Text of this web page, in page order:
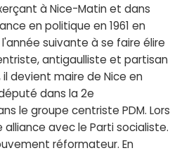
à Nice-Matin et dans
en politique en 1961 en
suivante à se faire élire
antigaulliste et partisan
devient maire de Nice en
dans la 2e
le groupe centriste PDM. Lors
alliance avec le Parti socialiste.
réformateur. En